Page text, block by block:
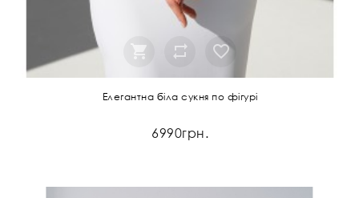
Елегантна біла сукня по фігурі
6990грн.